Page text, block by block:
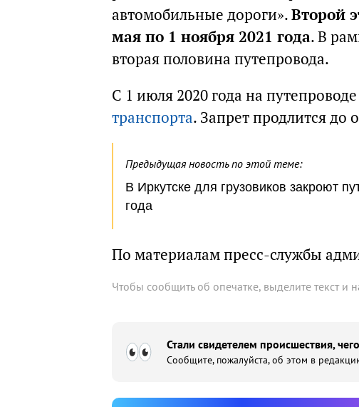
автомобильные дороги».Второй
мая по 1 ноября 2021 года. В
вторая половина путепровода.
С 1 июля 2020 года на путепроводе
транспорта. Запрет продлится до
Предыдущая новость по этой теме:
В Иркутске для грузовиков закроют
года
По материалам пресс-службы
Чтобы сообщить об опечатке, выделите текст и
Стали свидетелем происшествия,
Сообщите, пожалуйста, об этом в